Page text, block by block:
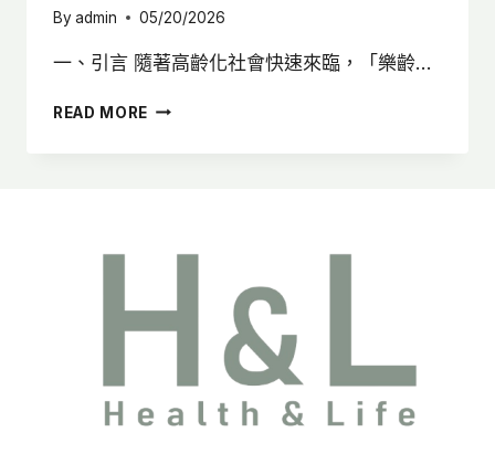
Byadmin 05/20/2026
一、引言 隨著高齡化社會快速來臨，「樂齡…
READ MORE 樂
需
發，
打
造